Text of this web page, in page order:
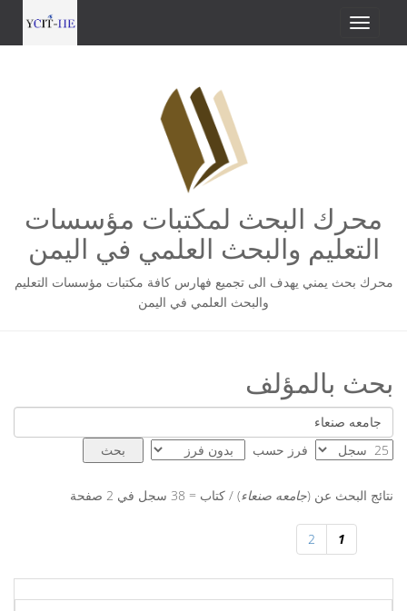
محرك البحث لمكتبات مؤسسات
التعليم والبحث العلمي في اليمن
محرك بحث يمني يهدف الى تجميع فهارس كافة مكتبات مؤسسات التعليم
والبحث العلمي في اليمن
بحث بالمؤلف
فرز حسب
نتائج البحث عن (جامعه صنعاء) / كتاب = 38 سجل في 2 صفحة
2 1